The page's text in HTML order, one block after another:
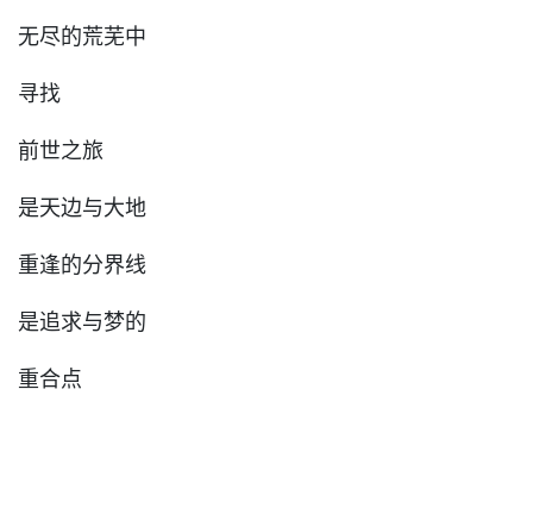
无尽的荒芜中
寻找
前世之旅
是天边与大地
重逢的分界线
是追求与梦的
重合点